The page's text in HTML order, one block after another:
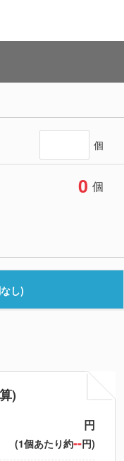
個
0 個
し)
)
円
(1個あたり約--円)